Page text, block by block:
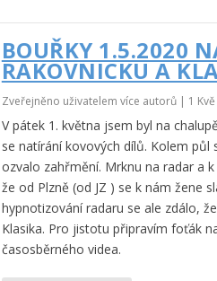
BOUŘKY 1.5.2020
RAKOVNICKU A
Zveřejněno uživatelem více autorů | 1
V pátek 1. května jsem byl na
se natírání kovových dílů. Kolem půl
ozvalo zahřmění. Mrknu na radar a
že od Plzně (od JZ ) se k nám žene
hypnotizování radaru se ale zdálo,
Klasika. Pro jistotu připravím foťák
časosběrného videa.